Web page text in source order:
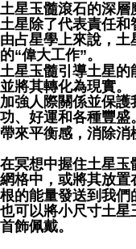
土星玉髓滾石的深層
土星除了代表責任和
由占星學上來說，
的“偉大工作”。
土星玉髓引導土星的
並將其轉化為現實。
加強人際關係並保
功、好運和各種豐盛。
帶來平衡感，消除消
在冥想中握住土星
網格中，或將其放
根的能量發送到我們
也可以將小尺寸土
首飾佩戴。